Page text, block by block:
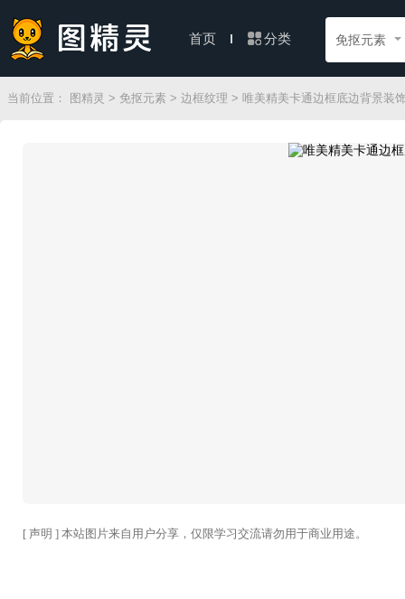
首页 分类 免抠元素
当前位置： 图精灵 > 免抠元素 > 边框纹理 > 唯美精美卡通边框底边背景装
[ 声明 ] 本站图片来自用户分享，仅限学习交流请勿用于商业用途。